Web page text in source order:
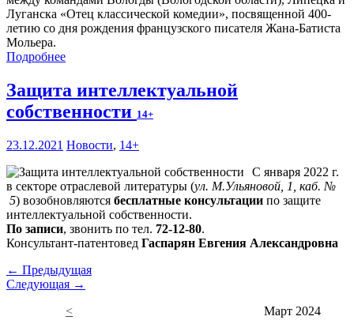
Луганска «Отец классической комедии», посвященной 400-
летию со дня рождения французского писателя Жана-Батиста
Мольера.
Подробнее
Защита интеллектуальной
собственности 14+
23.12.2021 Новости, 14+
С января 2022 г.
в секторе отраслевой литературы (ул. М.Ульяновой, 1, каб. №
5) возобновляются бесплатные консультации по защите
интеллектуальной собственности.
По записи, звонить по тел. 72-12-80.
Консультант-патентовед Гаспарян Евгения Александровна
← Предыдущая
Следующая →
<
Март 2024